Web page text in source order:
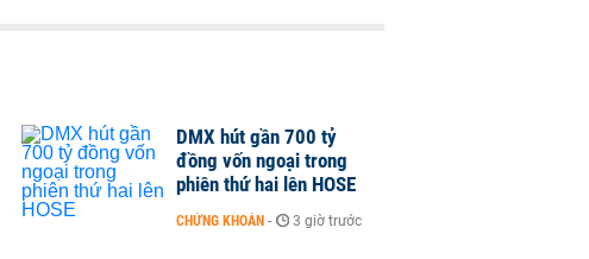
DMX hút gần 700 tỷ
đồng vốn ngoại trong
phiên thứ hai lên HOSE
CHỨNG KHOÁN - 3 giờ trước